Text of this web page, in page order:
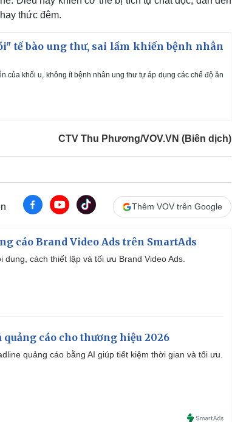
thức đêm.
tế bào ung thư, sai lầm khiến bệnh nhân
của khối u, không ít bệnh nhân ung thư tự áp dụng các chế độ ăn
CTV Thu Phương/VOV.VN (Biên dịch)
Thêm VOV trên Google
cáo Brand Video Ads trên SmartAds
cách thiết lập và tối ưu Brand Video Ads.
quảng cáo cho thương hiệu 2026
quảng cáo bằng AI giúp tiết kiệm thời gian và tối ưu.